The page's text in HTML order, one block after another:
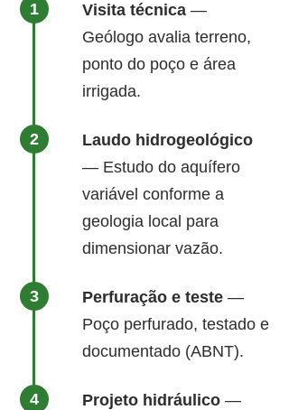
Visita técnica —
Geólogo avalia terreno,
ponto do poço e área
irrigada.
Laudo hidrogeológico
— Estudo do aquífero
variável conforme a
geologia local para
dimensionar vazão.
Perfuração e teste —
Poço perfurado, testado e
documentado (ABNT).
Projeto hidráulico —